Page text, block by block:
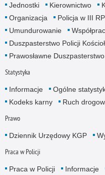
Jednostki Kierownictwo
Organizacja
Policja w III RP
Umundurowanie
Duszpasterstwo Policji
Prawosławne
Statystyka
Informacje Ogólne
Kodeks karny
Ruch
Prawo
Dziennik Urzędowy KGP
Praca w Policji
Praca w Policji Informacje